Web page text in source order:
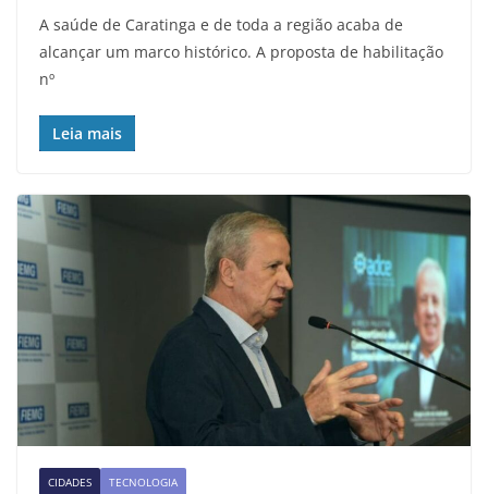
A saúde de Caratinga e de toda a região acaba de
alcançar um marco histórico. A proposta de habilitação
nº
Leia mais
CIDADES TECNOLOGIA